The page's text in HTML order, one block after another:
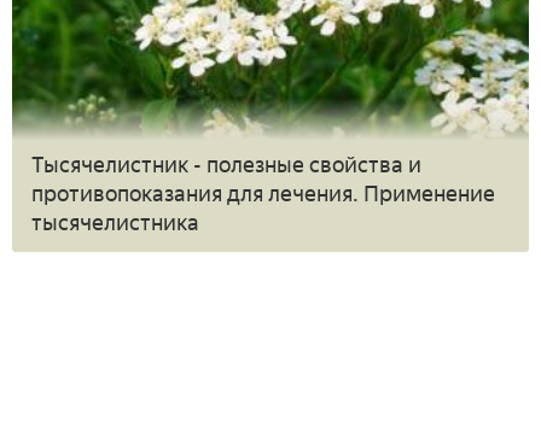
Тысячелистник - полезные свойства и
противопоказания для лечения. Применение
тысячелистника